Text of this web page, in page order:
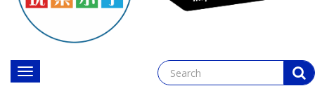
Toggle
navigation